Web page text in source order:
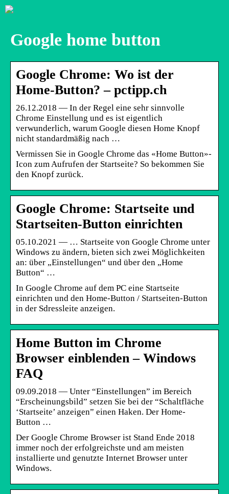
Google home button
Google Chrome: Wo ist der
Home-Button? – pctipp.ch
26.12.2018 — In der Regel eine sehr sinnvolle
Chrome Einstellung und es ist eigentlich
verwunderlich, warum Google diesen Home Knopf
nicht standardmäßig nach …
Vermissen Sie in Google Chrome das «Home Button»-
Icon zum Aufrufen der Startseite? So bekommen Sie
den Knopf zurück.
Google Chrome: Startseite und
Startseiten-Button einrichten
05.10.2021 — … Startseite von Google Chrome unter
Windows zu ändern, bieten sich zwei Möglichkeiten
an: über „Einstellungen“ und über den „Home
Button“ …
In Google Chrome auf dem PC eine Startseite
einrichten und den Home-Button / Startseiten-Button
in der Sdressleite anzeigen.
Home Button im Chrome
Browser einblenden – Windows
FAQ
09.09.2018 — Unter “Einstellungen” im Bereich
“Erscheinungsbild” setzen Sie bei der “Schaltfläche
‘Startseite’ anzeigen” einen Haken. Der Home-
Button …
Der Google Chrome Browser ist Stand Ende 2018
immer noch der erfolgreichste und am meisten
installierte und genutzte Internet Browser unter
Windows.